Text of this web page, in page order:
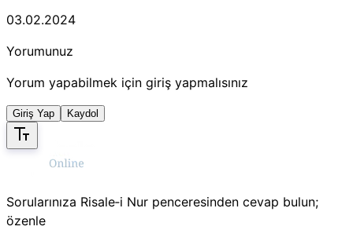
03.02.2024
Yorumunuz
Yorum yapabilmek için giriş yapmalısınız
Giriş Yap Kaydol
Sorularınıza Risale‑i Nur penceresinden cevap bulun;
özenle